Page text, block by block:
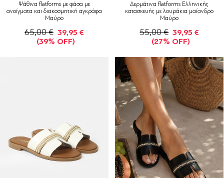
Ψάθινα flatforms με φάσα με
ανοίγματα και διακοσμητική αγκράφα
Μαύρο
65,00 € 39,95 €
(39% OFF)
Δερμάτινα flatfοrms Ελληνικής
κατασκευής με λουράκια μαίανδρο
Μαύρο
55,00 € 39,95 €
(27% OFF)